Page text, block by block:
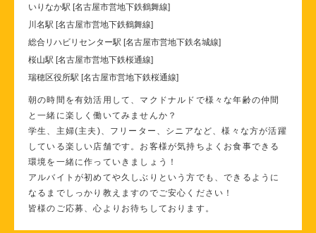
いりなか駅 [名古屋市営地下鉄鶴舞線]
川名駅 [名古屋市営地下鉄鶴舞線]
総合リハビリセンター駅 [名古屋市営地下鉄名城線]
桜山駅 [名古屋市営地下鉄桜通線]
瑞穂区役所駅 [名古屋市営地下鉄桜通線]
朝の時間を有効活用して、マクドナルドで様々な年齢の仲間
と一緒に楽しく働いてみませんか？
学生、主婦(主夫)、フリーター、シニアなど、様々な方が活躍
している楽しい店舗です。お客様が気持ちよくお食事できる
環境を一緒に作っていきましょう！
アルバイトが初めてや久しぶりという方でも、できるように
なるまでしっかり教えますのでご安心ください！
皆様のご応募、心よりお待ちしております。